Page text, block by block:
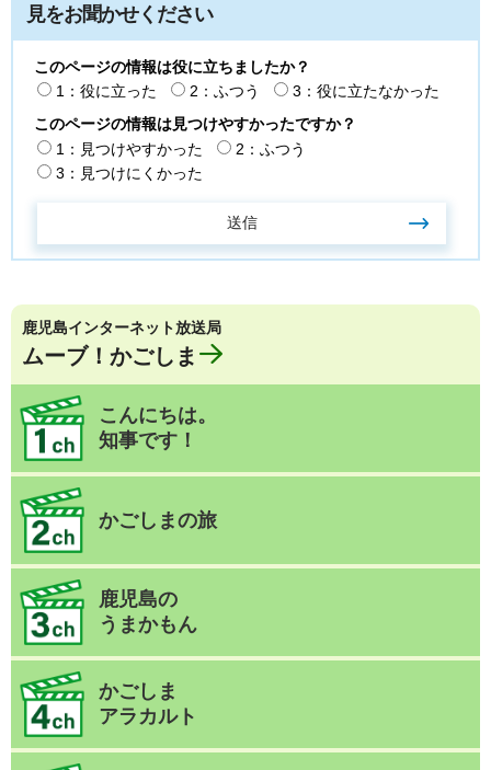
見をお聞かせください
このページの情報は役に立ちましたか？
1：役に立った
2：ふつう
3：役に立たなかった
このページの情報は見つけやすかったですか？
1：見つけやすかった
2：ふつう
3：見つけにくかった
鹿児島インターネット放送局
ムーブ！かごしま
こんにちは。
知事です！
かごしまの旅
鹿児島の
うまかもん
かごしま
アラカルト